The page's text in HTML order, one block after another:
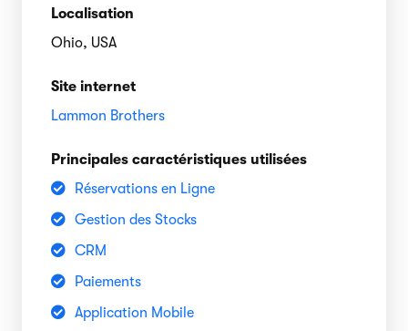
Localisation
Ohio, USA
Site internet
Lammon Brothers
Principales caractéristiques utilisées
Réservations en Ligne
Gestion des Stocks
CRM
Paiements
Application Mobile